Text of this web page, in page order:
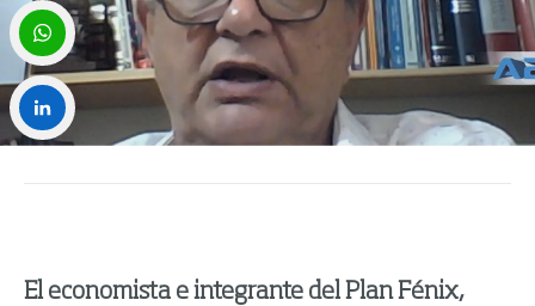
El economista e integrante del Plan Fénix,
Twitter
WhatsApp